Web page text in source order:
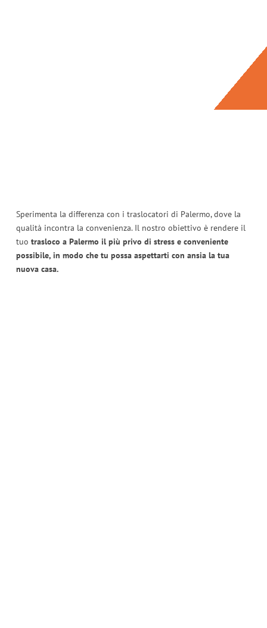
Sperimenta la differenza con i traslocatori di Palermo, dove la
qualità incontra la convenienza. Il nostro obiettivo è rendere il
tuo trasloco a Palermo il più privo di stress e conveniente
possibile, in modo che tu possa aspettarti con ansia la tua
nuova casa.